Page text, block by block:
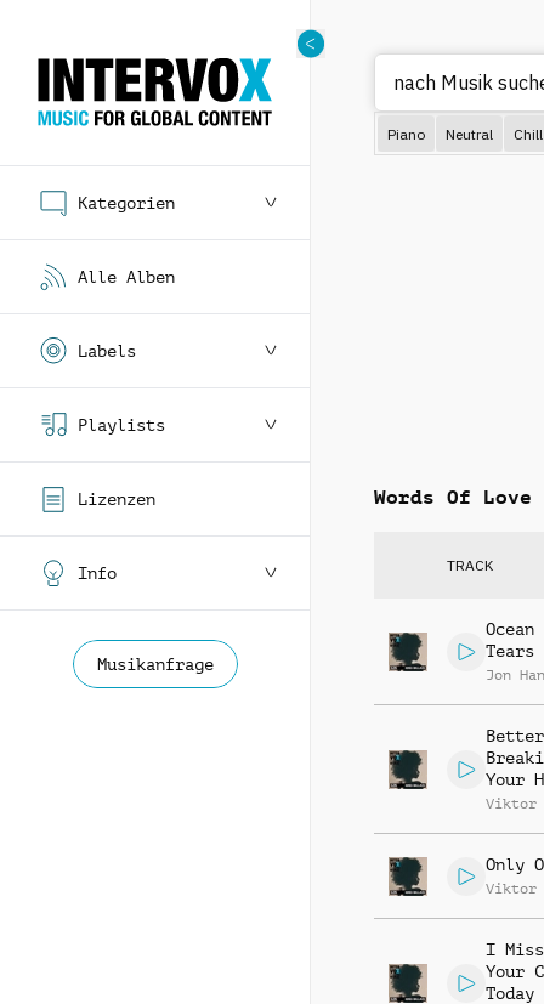
Kategorien
Alle Alben
Labels
Playlists
Lizenzen
Info
Musikanfrage
Piano Neutral Chill
Words Of Love
TRACK
Ocean
Tears
Jon
Your
Viktor
Only
Viktor
I
Your
Today